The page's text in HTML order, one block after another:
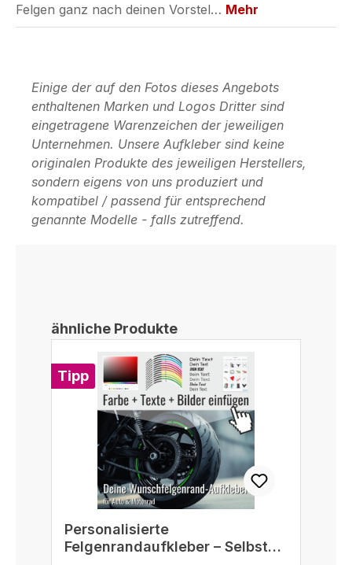
Felgen ganz nach deinen Vorstel… Mehr
Einige der auf den Fotos dieses Angebots
enthaltenen Marken und Logos Dritter sind
eingetragene Warenzeichen der jeweiligen
Unternehmen. Unsere Aufkleber sind keine
originalen Produkte des jeweiligen Herstellers,
sondern eigens von uns produziert und
kompatibel / passend für entsprechend
genannte Modelle - falls zutreffend.
Produktgalerie überspringen
ähnliche Produkte
Tipp
Personalisierte
Felgenrandaufkleber – Selbst